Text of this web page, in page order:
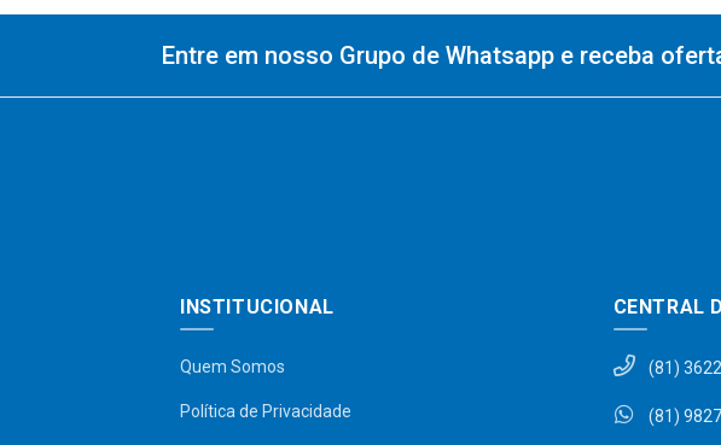
Entre em nosso Grupo de Whatsapp e receba
INSTITUCIONAL
Quem Somos
Política de Privacidade
CENTRAL
(81)
(81)